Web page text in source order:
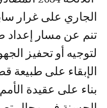
الجاري على غرار
تنم عن مسار إعداد
لتوجيه أو تحفيز
الإبقاء على طبيعة
بناء على عقيدة